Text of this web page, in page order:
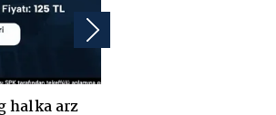
Ekim 2023 sayısında bu